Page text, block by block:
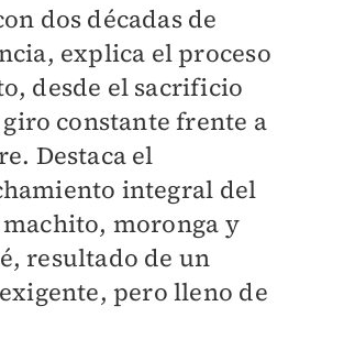
dos décadas de
explica el proceso
desde el sacrificio
constante frente a
Destaca el
integral del
moronga y
resultado de un
pero lleno de